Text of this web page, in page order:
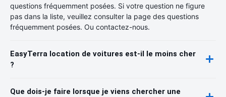
questions fréquemment posées. Si votre question ne figure
pas dans la liste, veuillez consulter la page des questions
fréquemment posées. Ou contactez-nous.
EasyTerra location de voitures est-il le moins cher
?
Que dois-je faire lorsque je viens chercher une